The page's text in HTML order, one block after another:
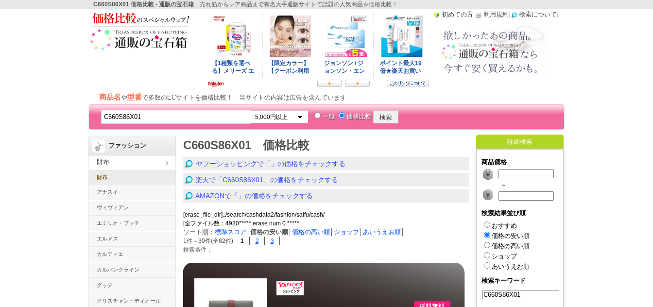
C660S86X01 価格比較 - 通販の宝石箱 売れ筋からレア商品まで有名大手通販サイトで話題の人気商品を価格比較！
初めての方 利用規約 検索について
商品名や型番で多数のECサイトを価格比較！ 当サイトの内容は広告を含んでいます
一般 価格比較
ファッション
財布
財布
アナスイ
ヴィヴィアン
エミリオ・プッチ
エルメス
カルティエ
カルバンクライン
グッチ
クリスチャン・ディオール
C660S86X01 価格比較
ヤフーショッピングで「」の価格をチェックする
楽天で「C660S86X01」の価格をチェックする
AMAZONで「」の価格をチェックする
[erase_file_dir]../search/cashdata2/fashion/saifu/cash/
[全ファイル数：4930***** erase num 0 *****
ソート順： 標準スコア 価格の安い順 価格の高い順 ショップ│ あいうえお順
1件～30件(全82件) 1 2
3
検索条件：
詳細検索
商品価格
～
検索結果並び順
おすすめ
価格の安い順
価格の高い順
ショップ
あいうえお順
検索キーワード